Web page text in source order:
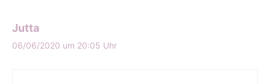
Jutta
06/06/2020 um 20:05 Uhr